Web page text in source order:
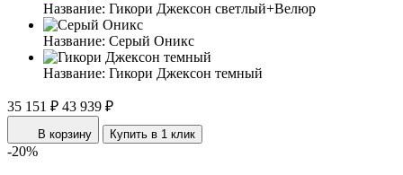
Название: Гикори Джексон светлый+Велюр
Название: Серый Оникс
Название: Гикори Джексон темный
35 151 ₽ 43 939 ₽
В корзину Купить в 1 клик
-20%